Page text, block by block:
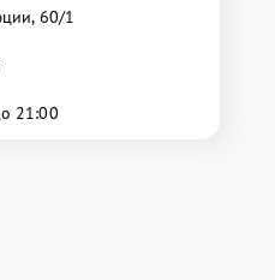
60/1
21:00